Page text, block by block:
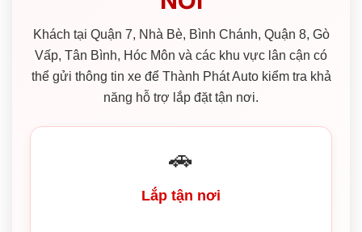
Khách tại Quận 7, Nhà Bè, Bình Chánh, Quận 8, Gò
Vấp, Tân Bình, Hóc Môn và các khu vực lân cận có
thể gửi thông tin xe để Thành Phát Auto kiểm tra khả
năng hỗ trợ lắp đặt tận nơi.
🚗
Lắp tận nơi